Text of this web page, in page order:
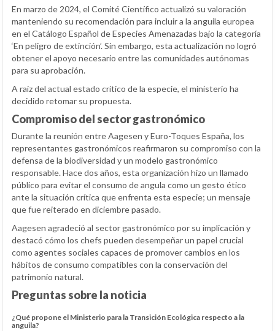
En marzo de 2024, el Comité Científico actualizó su valoración
manteniendo su recomendación para incluir a la anguila europea
en el Catálogo Español de Especies Amenazadas bajo la categoría
‘En peligro de extinción’. Sin embargo, esta actualización no logró
obtener el apoyo necesario entre las comunidades autónomas
para su aprobación.
A raíz del actual estado crítico de la especie, el ministerio ha
decidido retomar su propuesta.
Compromiso del sector gastronómico
Durante la reunión entre Aagesen y Euro-Toques España, los
representantes gastronómicos reafirmaron su compromiso con la
defensa de la biodiversidad y un modelo gastronómico
responsable. Hace dos años, esta organización hizo un llamado
público para evitar el consumo de angula como un gesto ético
ante la situación crítica que enfrenta esta especie; un mensaje
que fue reiterado en diciembre pasado.
Aagesen agradeció al sector gastronómico por su implicación y
destacó cómo los chefs pueden desempeñar un papel crucial
como agentes sociales capaces de promover cambios en los
hábitos de consumo compatibles con la conservación del
patrimonio natural.
Preguntas sobre la noticia
¿Qué propone el Ministerio para la Transición Ecológica respecto a la
anguila?